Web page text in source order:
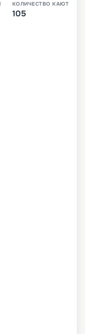
КОЛИЧЕСТВО КАЮТ
105